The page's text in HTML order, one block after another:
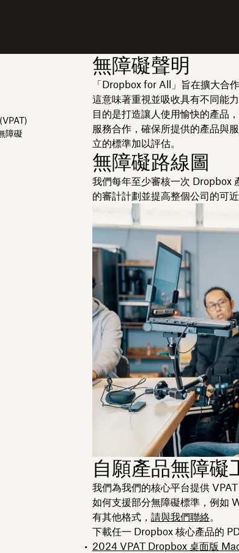
障礙
無障礙聲明
「Dropbox for All」旨在擴大合
這意味著重視並吸收具有不同能
目的是打造讓人使用愉快的產品
服務合作，確保所提供的產品與
立的標準加以評估。
無障礙路線圖
我們每年至少審核一次 Dropbox
的審計計劃並提高整個公司的可近
自願產品無障
我們為我們的核心平台提供
如何支援部分無障礙標準，例如
有其他格式， 請與我們聯絡。
下載任一 Dropbox 核心產品的
2024 VPAT Dropbox 桌面版